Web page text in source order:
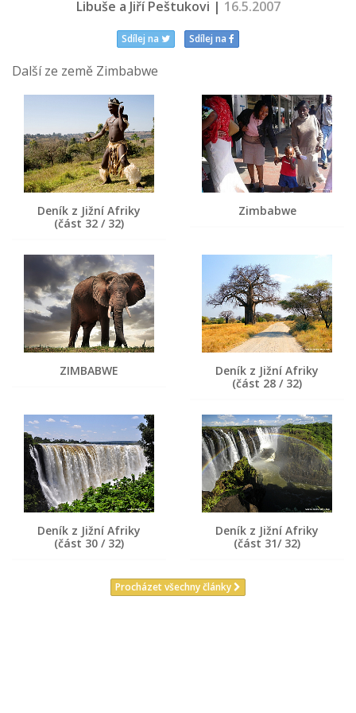
Libuše a Jiří Peštukovi | 16.5.2007
Sdílej na Sdílej na
Další ze země Zimbabwe
Deník z Jižní Afriky
(část 32 / 32)
Zimbabwe
ZIMBABWE
Deník z Jižní Afriky
(část 28 / 32)
Deník z Jižní Afriky
(část 30 / 32)
Deník z Jižní Afriky
(část 31/ 32)
Procházet všechny články